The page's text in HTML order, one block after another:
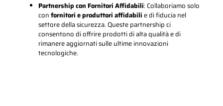
Partnership con Fornitori Affidabili: Collaboriamo solo
confornitori e produttori affidabilie di fiducia nel
settore della sicurezza. Queste partnership ci
consentono di offrire prodotti di alta qualità e di
rimanere aggiornati sulle ultime innovazioni
tecnologiche.